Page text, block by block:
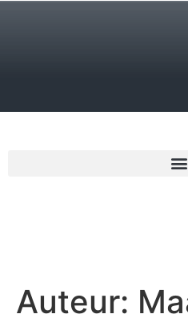
Auteur: